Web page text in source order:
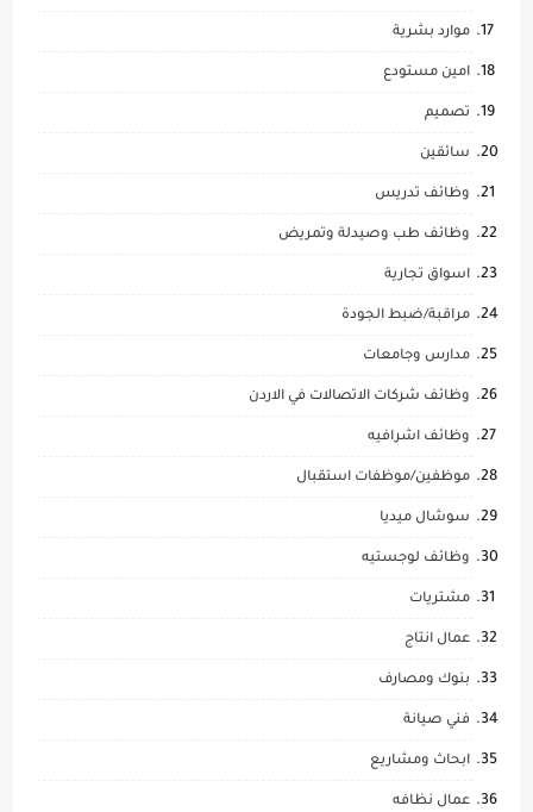
موارد بشرية
امين مستودع
تصميم
سائقين
وظائف تدريس
وظائف طب وصيدلة وتمريض
اسواق تجارية
مراقبة/ضبط الجودة
مدارس وجامعات
وظائف شركات الاتصالات في الاردن
وظائف اشرافيه
موظفين/موظفات استقبال
سوشال ميديا
وظائف لوجستيه
مشتريات
عمال انتاج
بنوك ومصارف
فني صيانة
ابحاث ومشاريع
عمال نظافه